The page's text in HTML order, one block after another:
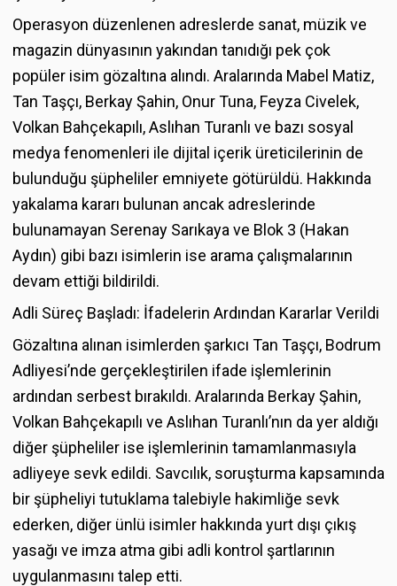
Operasyon düzenlenen adreslerde sanat, müzik ve
magazin dünyasının yakından tanıdığı pek çok
popüler isim gözaltına alındı. Aralarında Mabel Matiz,
Tan Taşçı, Berkay Şahin, Onur Tuna, Feyza Civelek,
Volkan Bahçekapılı, Aslıhan Turanlı ve bazı sosyal
medya fenomenleri ile dijital içerik üreticilerinin de
bulunduğu şüpheliler emniyete götürüldü. Hakkında
yakalama kararı bulunan ancak adreslerinde
bulunamayan Serenay Sarıkaya ve Blok 3 (Hakan
Aydın) gibi bazı isimlerin ise arama çalışmalarının
devam ettiği bildirildi.
Adli Süreç Başladı: İfadelerin Ardından Kararlar Verildi
Gözaltına alınan isimlerden şarkıcı Tan Taşçı, Bodrum
Adliyesi’nde gerçekleştirilen ifade işlemlerinin
ardından serbest bırakıldı. Aralarında Berkay Şahin,
Volkan Bahçekapılı ve Aslıhan Turanlı’nın da yer aldığı
diğer şüpheliler ise işlemlerinin tamamlanmasıyla
adliyeye sevk edildi. Savcılık, soruşturma kapsamında
bir şüpheliyi tutuklama talebiyle hakimliğe sevk
ederken, diğer ünlü isimler hakkında yurt dışı çıkış
yasağı ve imza atma gibi adli kontrol şartlarının
uygulanmasını talep etti.